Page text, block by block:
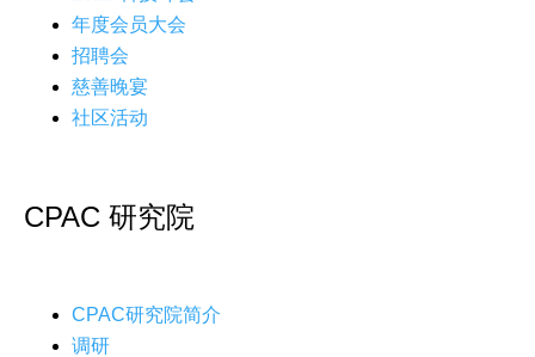
年度会员大会
招聘会
慈善晚宴
社区活动
CPAC 研究院
CPAC研究院简介
调研